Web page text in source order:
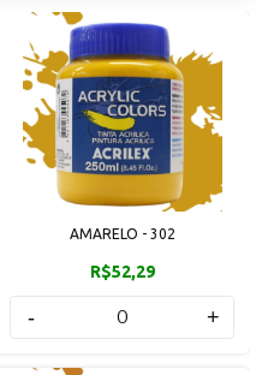
AMARELO - 302
R$52,29
- +